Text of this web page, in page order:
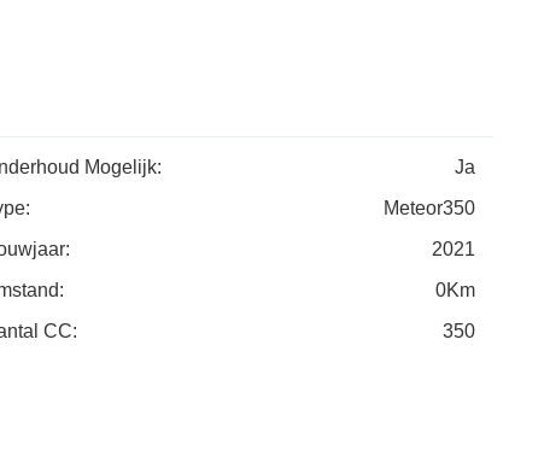
Mogelijk:
Ja
Meteor350
2021
0Km
CC:
350